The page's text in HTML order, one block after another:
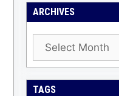
ARCHIVES
Archives
TAGS